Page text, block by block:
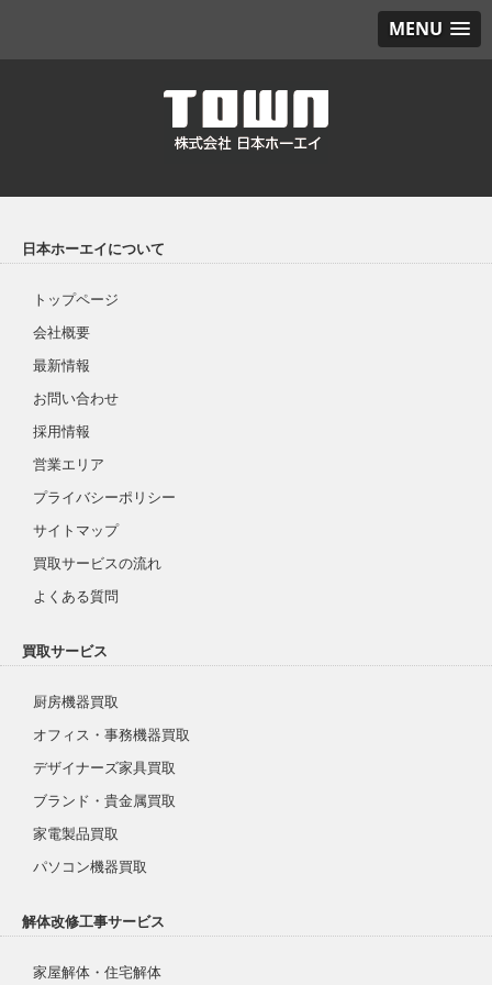
MENU
日本ホーエイについて
トップページ
会社概要
最新情報
お問い合わせ
採用情報
営業エリア
プライバシーポリシー
サイトマップ
買取サービスの流れ
よくある質問
買取サービス
厨房機器買取
オフィス・事務機器買取
デザイナーズ家具買取
ブランド・貴金属買取
家電製品買取
パソコン機器買取
解体改修工事サービス
家屋解体・住宅解体